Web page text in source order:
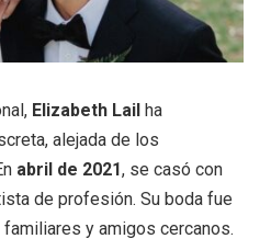
Elizabeth Lail ha
alejada de los
abril de 2021, se casó con
de profesión. Su boda fue
y amigos cercanos.